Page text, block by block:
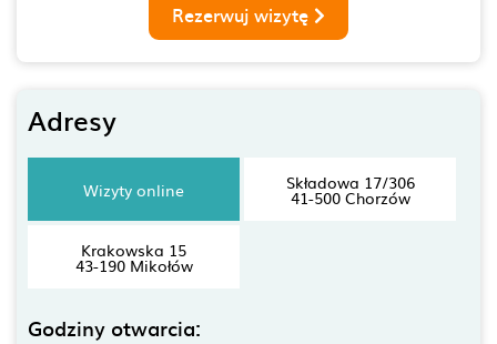
Rezerwuj wizytę
Adresy
Wizyty online Składowa 17/306
41-500 Chorzów
Krakowska 15
43-190 Mikołów
Godziny otwarcia: